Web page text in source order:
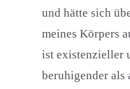
und hätte sich
meines Körpers
ist existenzieller
beruhigender als